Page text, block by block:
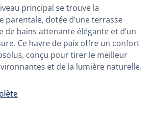
principal se trouve la
parentale, dotée d’une terrasse
de bains attenante élégante et d’un
Ce havre de paix offre un confort
conçu pour tirer le meilleur
et de la lumière naturelle.